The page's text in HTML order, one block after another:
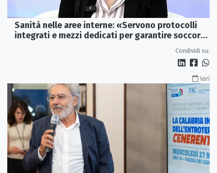
Sanità nelle aree interne: «Servono protocolli
integrati e mezzi dedicati per garantire soccorsi
Condividi su:
Ieri